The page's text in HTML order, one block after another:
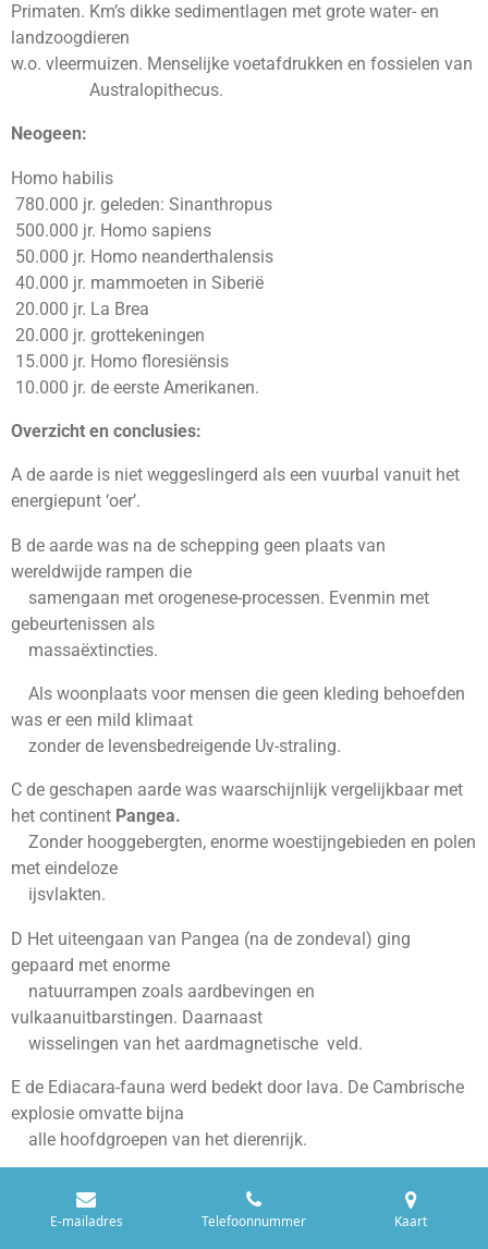
Primaten. Km’s dikke sedimentlagen met grote water- en
landzoogdieren
w.o. vleermuizen. Menselijke voetafdrukken en fossielen van
Australopithecus.
Neogeen:
Homo habilis
780.000 jr. geleden: Sinanthropus
500.000 jr. Homo sapiens
50.000 jr. Homo neanderthalensis
40.000 jr. mammoeten in Siberië
20.000 jr. La Brea
20.000 jr. grottekeningen
15.000 jr. Homo floresiënsis
10.000 jr. de eerste Amerikanen.
Overzicht en conclusies:
A de aarde is niet weggeslingerd als een vuurbal vanuit het
energiepunt ‘oer’.
B de aarde was na de schepping geen plaats van
wereldwijde rampen die
samengaan met orogenese-processen. Evenmin met
gebeurtenissen als
massaëxtincties.
Als woonplaats voor mensen die geen kleding behoefden
was er een mild klimaat
zonder de levensbedreigende Uv-straling.
C de geschapen aarde was waarschijnlijk vergelijkbaar met
het continent Pangea.
Zonder hooggebergten, enorme woestijngebieden en polen
met eindeloze
ijsvlakten.
D Het uiteengaan van Pangea (na de zondeval) ging
gepaard met enorme
natuurrampen zoals aardbevingen en
vulkaanuitbarstingen. Daarnaast
wisselingen van het aardmagnetische veld.
E de Ediacara-fauna werd bedekt door lava. De Cambrische
explosie omvatte bijna
alle hoofdgroepen van het dierenrijk.
fossielen rond
E-mailadres Telefoonnummer Kaart